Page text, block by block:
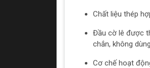
Chất liệu thép
Đầu cờ lê được
chắn, không
Cơ chế hoạt